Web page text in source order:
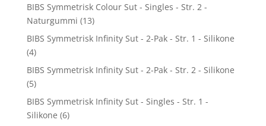
BIBS Symmetrisk Colour Sut - Singles - Str. 2 -
Naturgummi (13)
BIBS Symmetrisk Infinity Sut - 2-Pak - Str. 1 - Silikone
(4)
BIBS Symmetrisk Infinity Sut - 2-Pak - Str. 2 - Silikone
(5)
BIBS Symmetrisk Infinity Sut - Singles - Str. 1 -
Silikone (6)